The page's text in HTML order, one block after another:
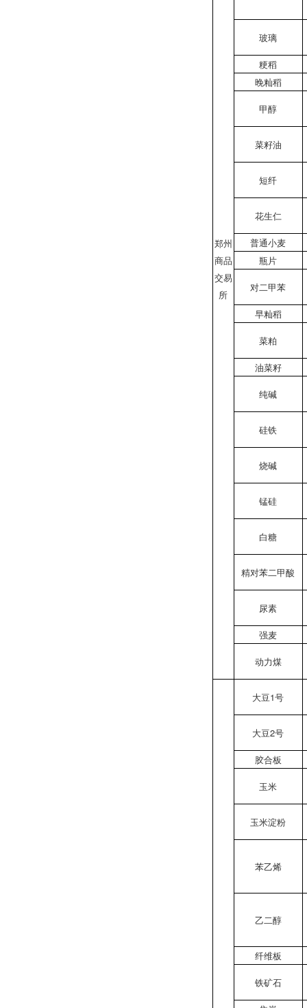
郑州
商品
交易
所
玻璃
粳稻
晚籼稻
甲醇
菜籽油
短纤
花生仁
普通小麦
瓶片
对二甲苯
早籼稻
菜粕
油菜籽
纯碱
硅铁
烧碱
锰硅
白糖
精对苯二甲酸
尿素
强麦
动力煤
大豆1号
大豆2号
胶合板
玉米
玉米淀粉
苯乙烯
乙二醇
纤维板
铁矿石